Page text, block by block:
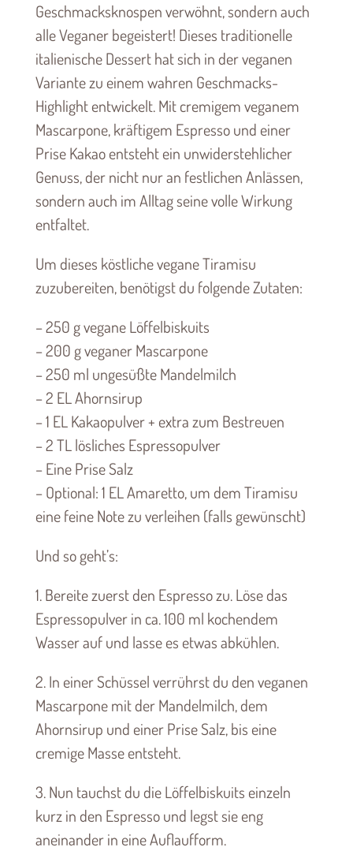
Geschmacksknospen verwöhnt, sondern auch
alle Veganer begeistert! Dieses traditionelle
italienische Dessert hat sich in der veganen
Variante zu einem wahren Geschmacks-
Highlight entwickelt. Mit cremigem veganem
Mascarpone, kräftigem Espresso und einer
Prise Kakao entsteht ein unwiderstehlicher
Genuss, der nicht nur an festlichen Anlässen,
sondern auch im Alltag seine volle Wirkung
entfaltet.
Um dieses köstliche vegane Tiramisu
zuzubereiten, benötigst du folgende Zutaten:
– 250 g vegane Löffelbiskuits
– 200 g veganer Mascarpone
– 250 ml ungesüßte Mandelmilch
– 2 EL Ahornsirup
– 1 EL Kakaopulver + extra zum Bestreuen
– 2 TL lösliches Espressopulver
– Eine Prise Salz
– Optional: 1 EL Amaretto, um dem Tiramisu
eine feine Note zu verleihen (falls gewünscht)
Und so geht’s:
1. Bereite zuerst den Espresso zu. Löse das
Espressopulver in ca. 100 ml kochendem
Wasser auf und lasse es etwas abkühlen.
2. In einer Schüssel verrührst du den veganen
Mascarpone mit der Mandelmilch, dem
Ahornsirup und einer Prise Salz, bis eine
cremige Masse entsteht.
3. Nun tauchst du die Löffelbiskuits einzeln
kurz in den Espresso und legst sie eng
aneinander in eine Auflaufform.